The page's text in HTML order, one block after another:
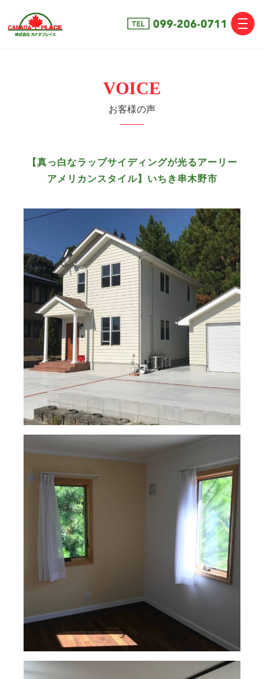
toggle
VOICE
お客様の声
【真っ白なラップサイディングが光るアーリー
アメリカンスタイル】いちき串木野市